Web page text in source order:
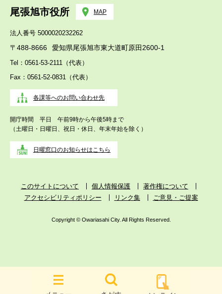
尾張旭市役所 MAP
法人番号 5000020232262
〒488-8666 愛知県尾張旭市東大道町原田2600-1
Tel：0561-53-2111（代表）
Fax：0561-52-0831（代表）
各課等へのお問い合わせ先
開庁時間 平日 午前9時から午後5時まで
（土曜日・日曜日、祝日・休日、年末年始を除く）
日曜窓口のお知らせはこちら
このサイトについて 個人情報保護
著作権について
アクセシビリティポリシー
リンク集 ご意見・ご提案
Copyright © Owariasahi City. All Rights Reserved.